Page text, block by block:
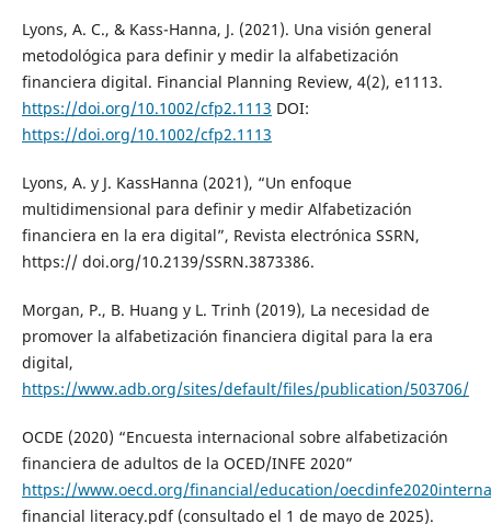
Lyons, A. C., & Kass-Hanna, J. (2021). Una visión general
metodológica para definir y medir la alfabetización
financiera digital. Financial Planning Review, 4(2), e1113.
https://doi.org/10.1002/cfp2.1113 DOI:
https://doi.org/10.1002/cfp2.1113
Lyons, A. y J. KassHanna (2021), “Un enfoque
multidimensional para definir y medir Alfabetización
financiera en la era digital”, Revista electrónica SSRN,
https:// doi.org/10.2139/SSRN.3873386.
Morgan, P., B. Huang y L. Trinh (2019), La necesidad de
promover la alfabetización financiera digital para la era
digital,
https://www.adb.org/sites/default/files/publication/503706/
OCDE (2020) “Encuesta internacional sobre alfabetización
financiera de adultos de la OCED/INFE 2020”
https://www.oecd.org/financial/education/
financial literacy.pdf (consultado el 1 de mayo de 2025).